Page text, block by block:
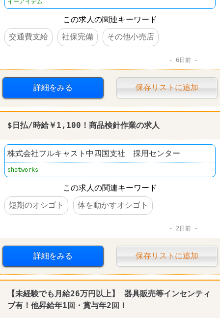
この求人の関連キーワード
交通費支給
社保完備 その他小売店
6日前
詳細をみる 保存リストに追加
$日払/時給￥1,100！商品検針作業の求人
株式会社フルキャスト中四国支社 採用センター
shotworks
この求人の関連キーワード
短期のオシゴト
体を動かすオシゴト
2日前
詳細をみる 保存リストに追加
【未経験でも月給26万円以上】 器具販売等インセンティ
ブ有！他昇給年1回・賞与年2回！